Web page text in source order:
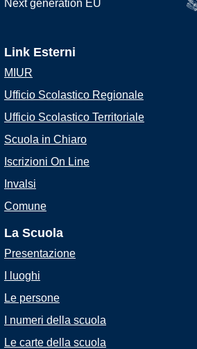
Link Esterni
MIUR
Ufficio Scolastico Regionale
Ufficio Scolastico Territoriale
Scuola in Chiaro
Iscrizioni On Line
Invalsi
Comune
La Scuola
Presentazione
I luoghi
Le persone
I numeri della scuola
Le carte della scuola